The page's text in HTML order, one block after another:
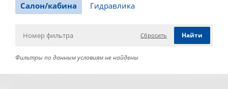
Салон/кабина
Гидравлика
Сбросить
Фильтры по данным условиям не найдены